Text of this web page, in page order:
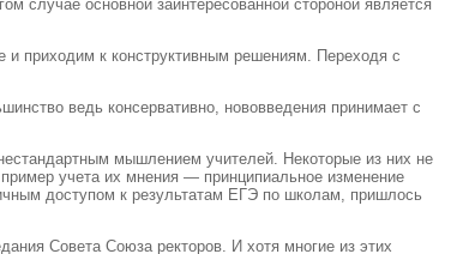
случае основной заинтересованной стороной является
приходим к конструктивным решениям. Переходя с
ведь консервативно, нововведения принимает с
мышлением учителей. Некоторые из них не
учета их мнения — принципиальное изменение
доступом к результатам ЕГЭ по школам, пришлось
Совета Союза ректоров. И хотя многие из этих